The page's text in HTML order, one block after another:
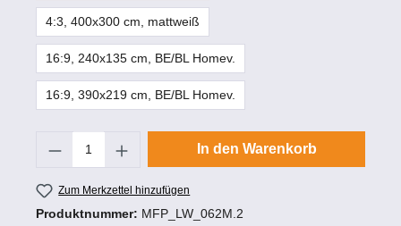
4:3, 400x300 cm, mattweiß
16:9, 240x135 cm, BE/BL Homev.
16:9, 390x219 cm, BE/BL Homev.
Produkt Anzahl: Gib den gewünschten
In den Warenkorb
Zum Merkzettel hinzufügen
Produktnummer: MFP_LW_062M.2